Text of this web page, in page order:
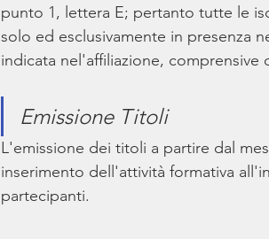
punto 1, lettera E; pertanto tutte le
solo ed esclusivamente in presenza
indicata nel'affiliazione, comprensive
Emissione Titoli
L'emissione dei titoli a partire dal
inserimento dell'attività formativa
partecipanti.